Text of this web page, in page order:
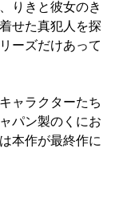
りきと彼女のき
せた真犯人を探
ーズだけあって
ャラクターたち
パン製のくにお
本作が最終作に